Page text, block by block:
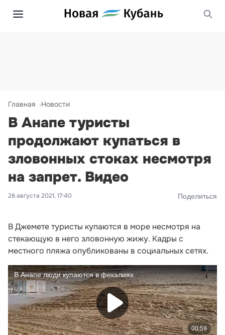
Главная Новости
В Анапе туристы
продолжают купаться в
зловонных стоках несмотря
на запрет. Видео
26 августа 2021, 17:40 Поделиться
В Джемете туристы купаются в море несмотря на
стекающую в него зловонную жижу. Кадры с
местного пляжа опубликованы в социальных сетях.